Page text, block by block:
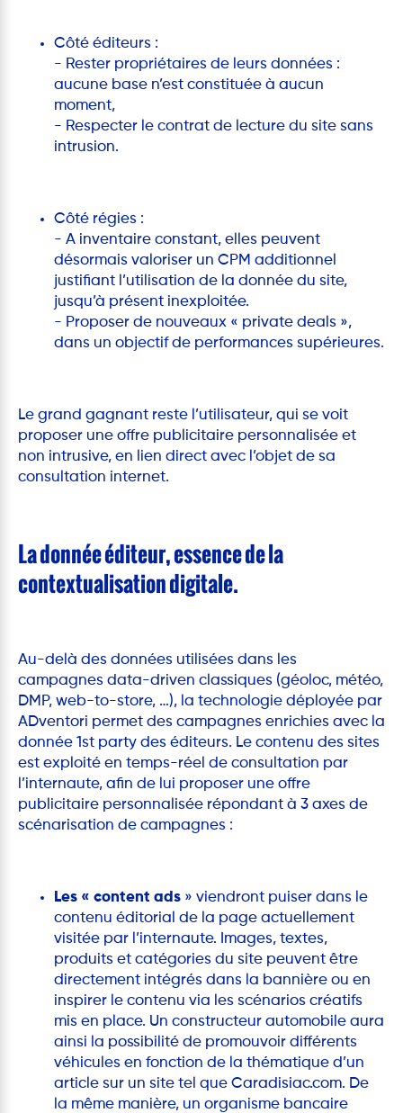
Côté éditeurs :
- Rester propriétaires de leurs données :
aucune base n’est constituée à aucun
moment,
- Respecter le contrat de lecture du site sans
intrusion.
Côté régies :
- A inventaire constant, elles peuvent
désormais valoriser un CPM additionnel
justifiant l’utilisation de la donnée du site,
jusqu’à présent inexploitée.
- Proposer de nouveaux « private deals »,
dans un objectif de performances supérieures.
Le grand gagnant reste l’utilisateur, qui se voit
proposer une offre publicitaire personnalisée et
non intrusive, en lien direct avec l’objet de sa
consultation internet.
La donnée éditeur, essence de la
contextualisation digitale.
Au-delà des données utilisées dans les
campagnes data-driven classiques (géoloc, météo,
DMP, web-to-store, …), la technologie déployée par
ADventori permet des campagnes enrichies avec la
donnée 1st party des éditeurs. Le contenu des sites
est exploité en temps-réel de consultation par
l’internaute, afin de lui proposer une offre
publicitaire personnalisée répondant à 3 axes de
scénarisation de campagnes :
Les « content ads » viendront puiser dans le
contenu éditorial de la page actuellement
visitée par l’internaute. Images, textes,
produits et catégories du site peuvent être
directement intégrés dans la bannière ou en
inspirer le contenu via les scénarios créatifs
mis en place. Un constructeur automobile aura
ainsi la possibilité de promouvoir différents
véhicules en fonction de la thématique d’un
article sur un site tel que Caradisiac.com. De
la même manière, un organisme bancaire